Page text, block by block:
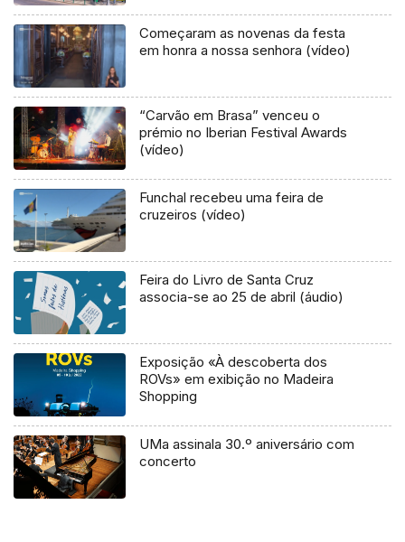
Começaram as novenas da festa
em honra a nossa senhora (vídeo)
“Carvão em Brasa” venceu o
prémio no Iberian Festival Awards
(vídeo)
Funchal recebeu uma feira de
cruzeiros (vídeo)
Feira do Livro de Santa Cruz
associa-se ao 25 de abril (áudio)
Exposição «À descoberta dos
ROVs» em exibição no Madeira
Shopping
UMa assinala 30.º aniversário com
concerto